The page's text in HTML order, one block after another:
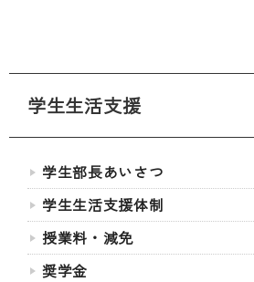
学生生活支援
学生部長あいさつ
学生生活支援体制
授業料・減免
奨学金